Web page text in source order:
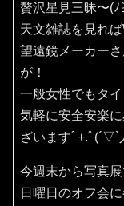
贅沢星見三昧
天文雑誌を見れば
望遠鏡メーカー
が！
一般女性でもタ
気軽に安全安楽
ざいますﾟ+.ﾟ(´▽`
今週末から写真展
日曜日のオフ会